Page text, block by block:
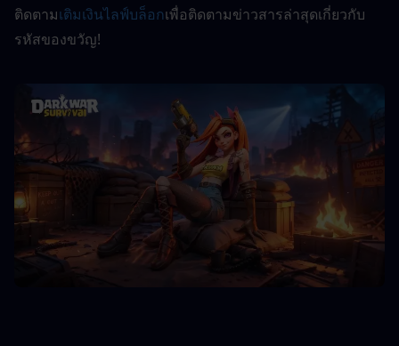
ติดตามเติมเงินไลฟ์บล็อกเพื่อติดตามข่าวสารล่าสุดเกี่ยวกับ
รหัสของขวัญ!